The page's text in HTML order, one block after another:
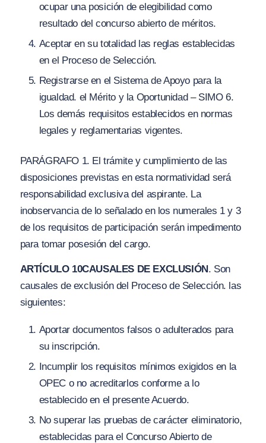
ocupar una posición de elegibilidad como
resultado del concurso abierto de méritos.
Aceptar en su totalidad las reglas establecidas
en el Proceso de Selección.
Registrarse en el Sistema de Apoyo para la
igualdad. el Mérito y la Oportunidad – SIMO 6.
Los demás requisitos establecidos en normas
legales y reglamentarias vigentes.
PARÁGRAFO 1. El trámite y cumplimiento de las
disposiciones previstas en esta normatividad será
responsabilidad exclusiva del aspirante. La
inobservancia de lo señalado en los numerales 1 y 3
de los requisitos de participación serán impedimento
para tomar posesión del cargo.
ARTÍCULO 10CAUSALES DE EXCLUSIÓN . Son
causales de exclusión del Proceso de Selección. las
siguientes:
Aportar documentos falsos o adulterados para
su inscripción.
Incumplir los requisitos mínimos exigidos en la
OPEC o no acreditarlos conforme a lo
establecido en el presente Acuerdo.
No superar las pruebas de carácter eliminatorio,
establecidas para el Concurso Abierto de